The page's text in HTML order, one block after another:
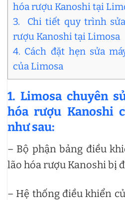
hóa rượu Kanoshi tại
3. Chi tiết quy trình
rượu Kanoshi tại Limosa
4. Cách đặt hẹn sửa
của Limosa
1. Limosa chuyên
hóa rượu Kanoshi
như sau:
– Bộ phận bảng điều
lão hóa rượu Kanoshi bị
– Hệ thống điều khiển